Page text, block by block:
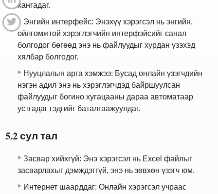
хангадаг.
Энгийн интерфейс: Энэхүү хэрэгсэл нь энгийн,
ойлгомжтой хэрэглэгчийн интерфэйсийг санал
болгодог бөгөөд энэ нь файлуудыг хурдан үзэхэд
хялбар болгодог.
Нууцлалын арга хэмжээ: Бусад онлайн үзэгчдийн
нэгэн адил энэ нь хэрэглэгчдэд байршуулсан
файлуудыг богино хугацааны дараа автоматаар
устгадаг гэдгийг баталгаажуулдаг.
5.2 сул тал
Засвар хийхгүй: Энэ хэрэгсэл нь Excel файлыг
засварлахыг дэмждэггүй, энэ нь зөвхөн үзэгч юм.
Интернет шаарддаг: Онлайн хэрэгсэл учраас